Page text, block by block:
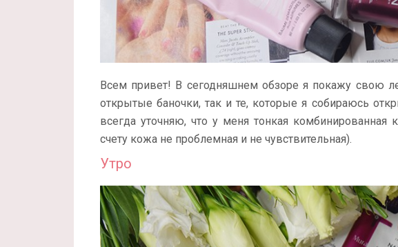
Всем привет! В сегодняшнем обзоре я покажу свою
открытые баночки, так и те, которые я собираюсь
всегда уточняю, что у меня тонкая
счету кожа не проблемная и не чувствительная).
Утро